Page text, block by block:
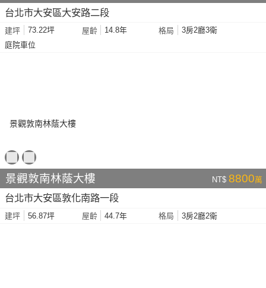
台北市大安區大安路二段
建坪 73.22坪 屋齡 14.8年 格局
3房2廳3衛
庭院車位
景觀敦南林蔭大樓 NT$ 8800萬
台北市大安區敦化南路一段
建坪 56.87坪 屋齡 44.7年 格局 3房2廳2衛